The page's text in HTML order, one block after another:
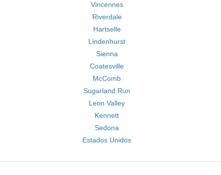
Vincennes
Riverdale
Hartselle
Lindenhurst
Sienna
Coatesville
McComb
Sugarland Run
Leon Valley
Kennett
Sedona
Estados Unidos